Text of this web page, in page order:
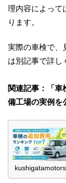
理内容によって
ります。
実際の車検で、
は別記事で詳し
関連記事：「車
備工場の実例を